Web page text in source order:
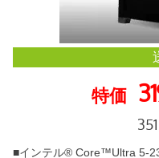
特価
■インテル® Core™Ultra 5-